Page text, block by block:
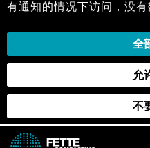
有通知的情况下访问，没
当您同意时，即表示您同
意，并在未来生效。详细
全
允
不